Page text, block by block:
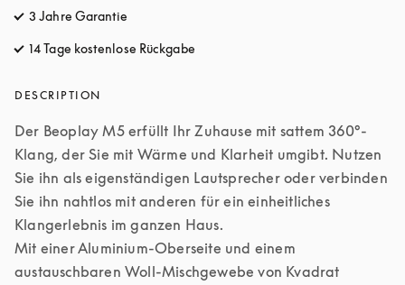
3 Jahre Garantie
14 Tage kostenlose Rückgabe
DESCRIPTION
Der Beoplay M5 erfüllt Ihr Zuhause mit sattem 360°-
Klang, der Sie mit Wärme und Klarheit umgibt. Nutzen
Sie ihn als eigenständigen Lautsprecher oder verbinden
Sie ihn nahtlos mit anderen für ein einheitliches
Klangerlebnis im ganzen Haus.
Mit einer Aluminium-Oberseite und einem
austauschbaren Woll-Mischgewebe von Kvadrat